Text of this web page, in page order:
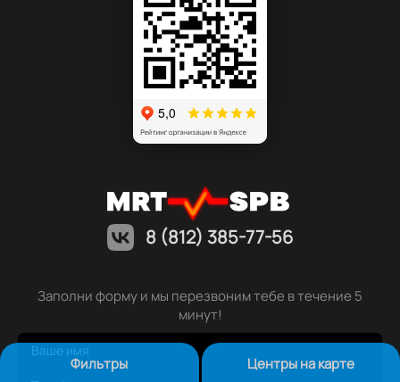
Фильтры Центры на карте
8 (812) 385-77-56
Заполни форму и мы перезвоним тебе в течение 5
минут!